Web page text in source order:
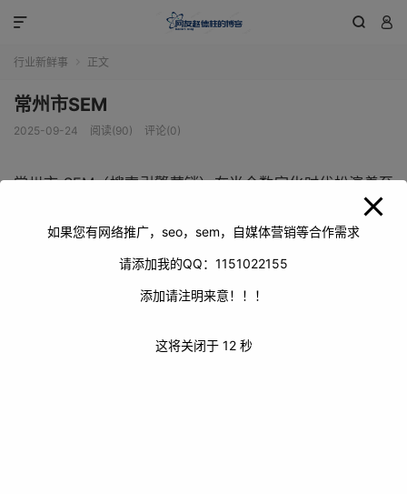
 

行业新鲜事 正文
常州市SEM
2025-09-24 阅读(90) 评论(0)
常州市 SEM（搜索引擎营销）在当今数字化时代扮演着至
关重要的角色。它不仅是企业推广产品和服务的重要手段，
更是连接企业与消费者的桥梁。在常州市这片充满活力的土
地上，SEM 展现出了独特的魅力和价值。
如果您有网络推广，seo，sem，自媒体营销等合作需求
请添加我的QQ：1151022155
添加请注明来意！！！
这将关闭于 12秒